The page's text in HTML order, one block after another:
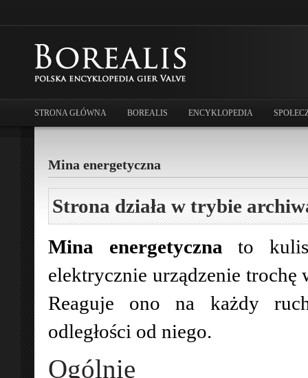
STRONA GŁÓWNA BOREALIS ENCYKLOPEDIA
Mina energetyczna
Strona działa w trybie
Mina energetyczna to
elektrycznie urządzenie trochę
Reaguje ono na każdy
odległości od niego.
Ogólnie